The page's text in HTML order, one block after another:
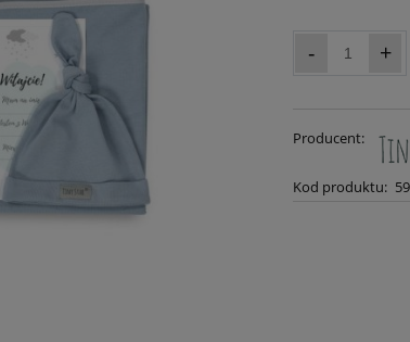
- +
Producent:
Kod produktu: